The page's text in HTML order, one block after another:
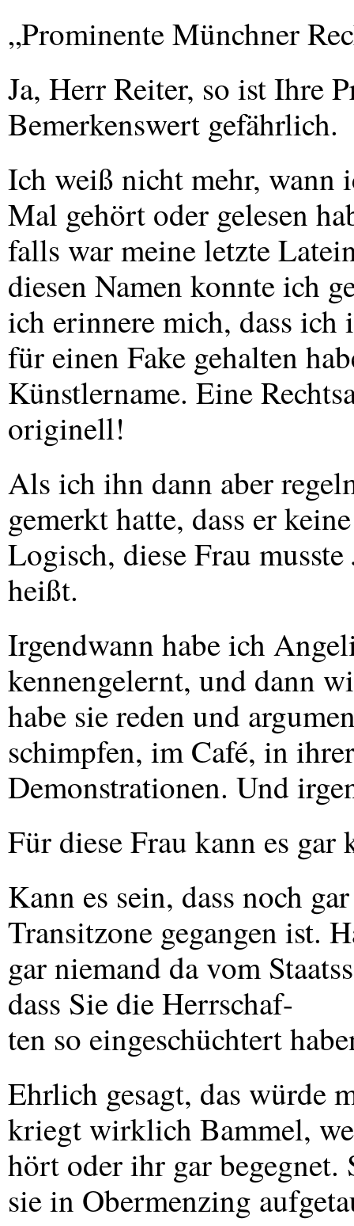
„Prominente Münchner
Ja, Herr Reiter, so ist Ihre
Bemerkenswert gefährlich.
Ich weiß nicht mehr, wann
Mal gehört oder gelesen
falls war meine letzte
diesen Namen konnte ich
ich erinnere mich, dass
für einen Fake gehalten
Künstlername. Eine
originell!
Als ich ihn dann aber
gemerkt hatte, dass er
Logisch, diese Frau
heißt.
Irgendwann habe ich
kennengelernt, und dann
habe sie reden und
schimpfen, im Café, in
Demonstrationen. Und
Für diese Frau kann es gar
Kann es sein, dass noch
Transitzone gegangen ist.
gar niemand da vom
dass Sie die Herrschaf-
ten so eingeschüchtert
Ehrlich gesagt, das würde
kriegt wirklich Bammel,
hört oder ihr gar begegnet.
sie in Obermenzing